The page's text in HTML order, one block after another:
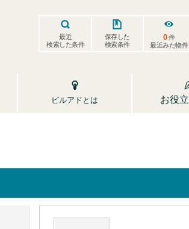
最近
検索した条件
保存した
検索条件
0件
最近みた物件
ビルアドとは お役